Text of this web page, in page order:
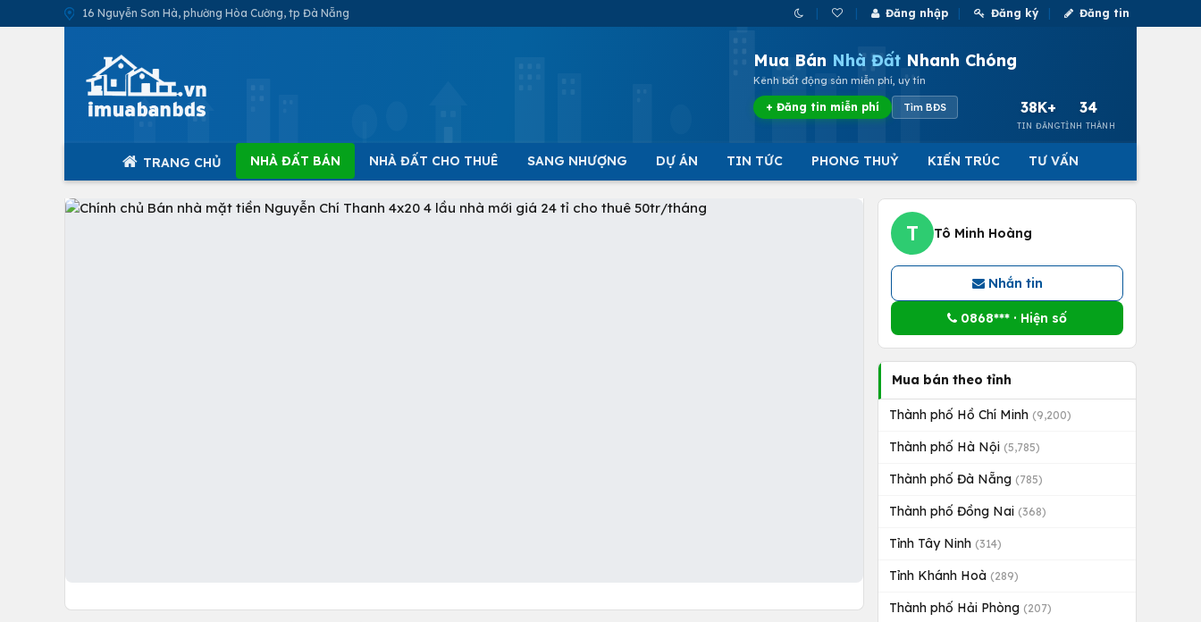
16 Nguyễn Sơn Hà, phường Hòa Cường, tp Đà Nẵng Đăng nhập Đăng ký Đăng tin
Mua Bán Nhà Đất Nhanh Chóng
Kênh bất động sản miễn phí, uy tín
+ Đăng tin miễn phí Tìm BĐS 38K+
TIN ĐĂNG
34
TỈNH THÀNH
TRANG CHỦ NHÀ ĐẤT BÁN NHÀ ĐẤT CHO THUÊ SANG NHƯỢNG DỰ ÁN TIN TỨC PHONG THUỶ KIẾN TRÚC TƯ VẤN
T Tô Minh Hoàng
Nhắn tin
0868*** · Hiện số
Mua bán theo tỉnh
Thành phố Hồ Chí Minh (9,200)
Thành phố Hà Nội (5,785)
Thành phố Đà Nẵng (785)
Thành phố Đồng Nai (368)
Tỉnh Tây Ninh (314)
Tỉnh Khánh Hoà (289)
Thành phố Hải Phòng (207)